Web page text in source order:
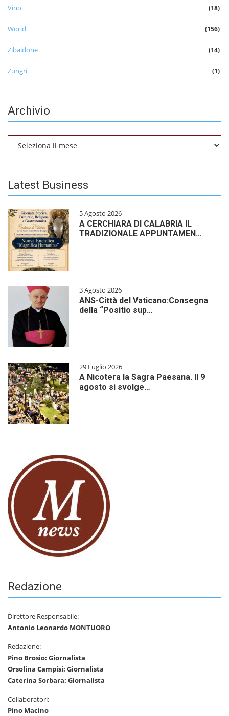
Vino (18)
World (156)
Zibaldone (14)
Zungri (1)
Archivio
Latest Business
5 Agosto 2026
A CERCHIARA DI CALABRIA IL
TRADIZIONALE APPUNTAMEN…
3 Agosto 2026
ANS-Città del Vaticano:Consegna
della “Positio sup…
29 Luglio 2026
A Nicotera la Sagra Paesana. Il 9
agosto si svolge…
Redazione
Direttore Responsabile:
Antonio Leonardo MONTUORO
Redazione:
Pino Brosio: Giornalista
Orsolina Campisi: Giornalista
Caterina Sorbara: Giornalista
Collaboratori:
Pino Macino